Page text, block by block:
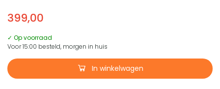
399,00
✓ Op voorraad
Voor 15:00 besteld, morgen in huis
In winkelwagen